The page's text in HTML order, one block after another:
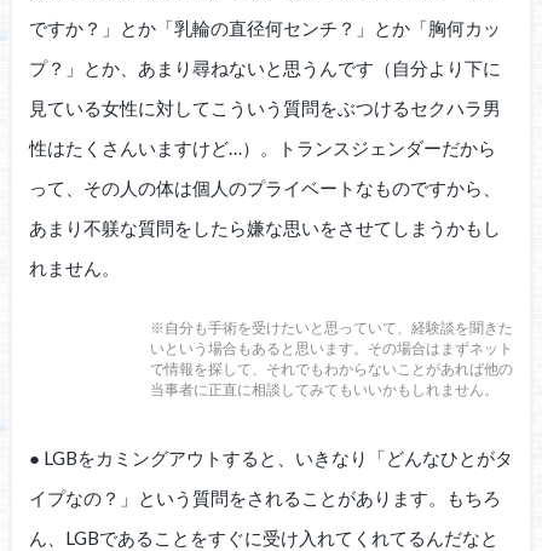
ですか？」とか「乳輪の直径何センチ？」とか「胸何カッ
プ？」とか、あまり尋ねないと思うんです（自分より下に
見ている女性に対してこういう質問をぶつけるセクハラ男
性はたくさんいますけど…）。トランスジェンダーだから
って、その人の体は個人のプライベートなものですから、
あまり不躾な質問をしたら嫌な思いをさせてしまうかもし
れません。
※自分も手術を受けたいと思っていて、経験談を聞きた
いという場合もあると思います。その場合はまずネット
で情報を探して、それでもわからないことがあれば他の
当事者に正直に相談してみてもいいかもしれません。
● LGBをカミングアウトすると、いきなり「どんなひとがタ
イプなの？」という質問をされることがあります。もちろ
ん、LGBであることをすぐに受け入れてくれてるんだなと